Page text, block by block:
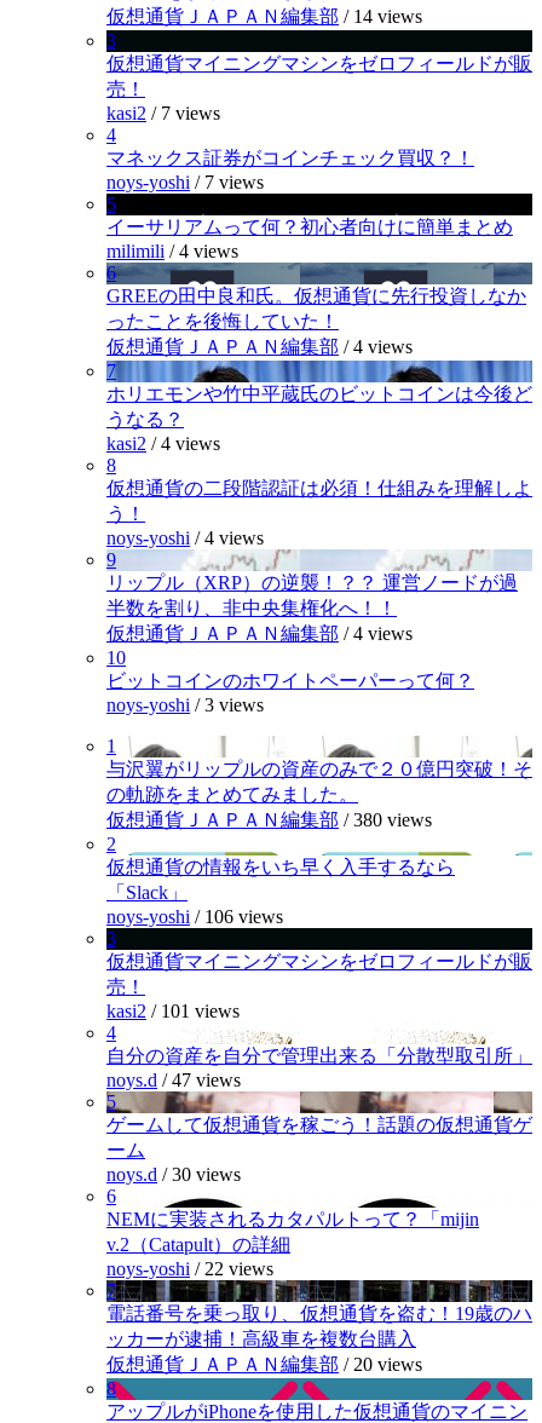
仮想通貨ＪＡＰＡＮ編集部 / 14 views
3
仮想通貨マイニングマシンをゼロフィールドが販
売！
kasi2 / 7 views
4
マネックス証券がコインチェック買収？！
noys-yoshi / 7 views
5
イーサリアムって何？初心者向けに簡単まとめ
milimili /4 views
6
GREEの田中良和氏。仮想通貨に先行投資しなか
ったことを後悔していた！
仮想通貨ＪＡＰＡＮ編集部 /4 views
7
ホリエモンや竹中平蔵氏のビットコインは今後ど
うなる？
kasi2 /4 views
8
仮想通貨の二段階認証は必須！仕組みを理解しよ
う！
noys-yoshi /4 views
9
リップル（XRP）の逆襲！？？ 運営ノードが過
半数を割り、非中央集権化へ！！
仮想通貨ＪＡＰＡＮ編集部 /4 views
10
ビットコインのホワイトペーパーって何？
noys-yoshi /3 views
1
与沢翼がリップルの資産のみで２０億円突破！そ
の軌跡をまとめてみました。
仮想通貨ＪＡＰＡＮ編集部 /380 views
2
仮想通貨の情報をいち早く入手するなら
「Slack」
noys-yoshi / 106 views
3
仮想通貨マイニングマシンをゼロフィールドが販
売！
kasi2 / 101 views
4
自分の資産を自分で管理出来る「分散型取引所」
noys.d /47 views
5
ゲームして仮想通貨を稼ごう！話題の仮想通貨ゲ
ーム
noys.d /30 views
6
NEMに実装されるカタパルトって？「mijin
v.2（Catapult）の詳細
noys-yoshi / 22 views
7
電話番号を乗っ取り、仮想通貨を盗む！19歳のハ
ッカーが逮捕！高級車を複数台購入
仮想通貨ＪＡＰＡＮ編集部 / 20 views
8
アップルがiPhoneを使用した仮想通貨のマイニン